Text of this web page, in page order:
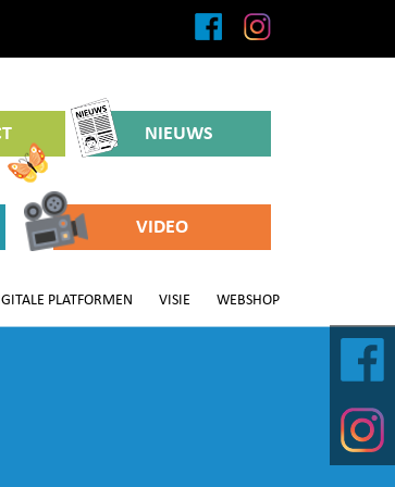
NIEUWS
VIDEO
PLATFORMEN VISIE WEBSHOP